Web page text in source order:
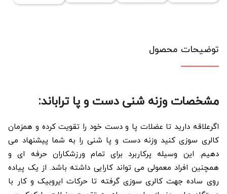
توضیحات محصول
مشخصات وزنه شنی دست و پا تراباند:
اگرعلاقه دارید تا عضلات پا و دست خود را تقویت کرده و همزمان
کالری سوزی کنید وزنه دست و پا شنی را به شما پیشنهاد می
دهیم. این وسیله پرکاربرد برای تمام ورزشکاران حرفه ای و
همچنین افراد معمولی می تواند کارایی داشته باشد. از یک پیاده
روی ساده جهت کالری سوزی گرفته تا حرکات ایروبیک و کار با